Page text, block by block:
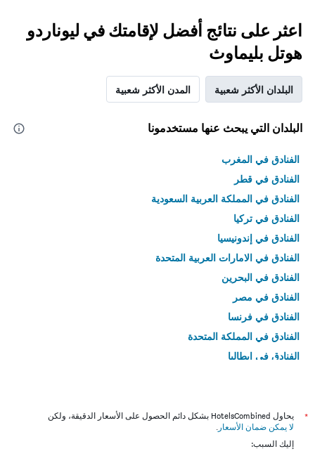
اعثر على نتائج أفضل لإقامتك في ليوناردو
هوتل بليماوث
البلدان الأكثر شعبية المدن الأكثر شعبية
البلدان التي يبحث عنها مستخدمونا
الفنادق في المغرب
الفنادق في قطر
الفنادق في المملكة العربية السعودية
الفنادق في تركيا
الفنادق في إندونيسيا
الفنادق في الامارات العربية المتحدة
الفنادق في البحرين
الفنادق في مصر
الفنادق في فرنسا
الفنادق في المملكة المتحدة
الفنادق في إيطاليا
*
يحاول HotelsCombined بشكل دائم الحصول على الأسعار الدقيقة، ولكن
لا يمكن ضمان الأسعار .
إليك السبب: